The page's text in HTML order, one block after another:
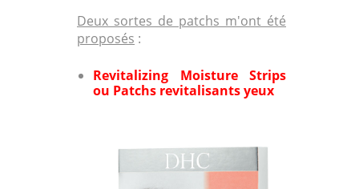
Deux sortes de patchs m'ont été
proposés :
Revitalizing Moisture Strips
ou Patchs revitalisants yeux